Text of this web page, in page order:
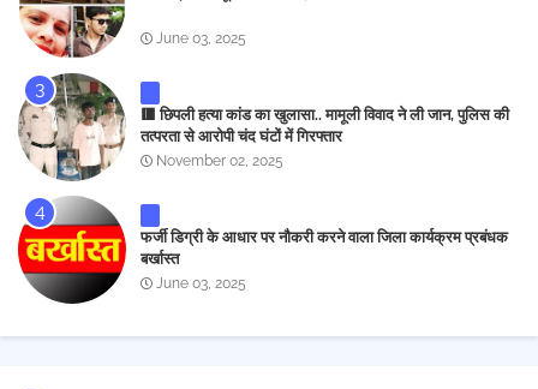
June 03, 2025
🟥 छिपली हत्या कांड का खुलासा.. मामूली विवाद ने ली जान, पुलिस की
तत्परता से आरोपी चंद घंटों में गिरफ्तार
November 02, 2025
फर्जी डिग्री के आधार पर नौकरी करने वाला जिला कार्यक्रम प्रबंधक
बर्खास्त
June 03, 2025